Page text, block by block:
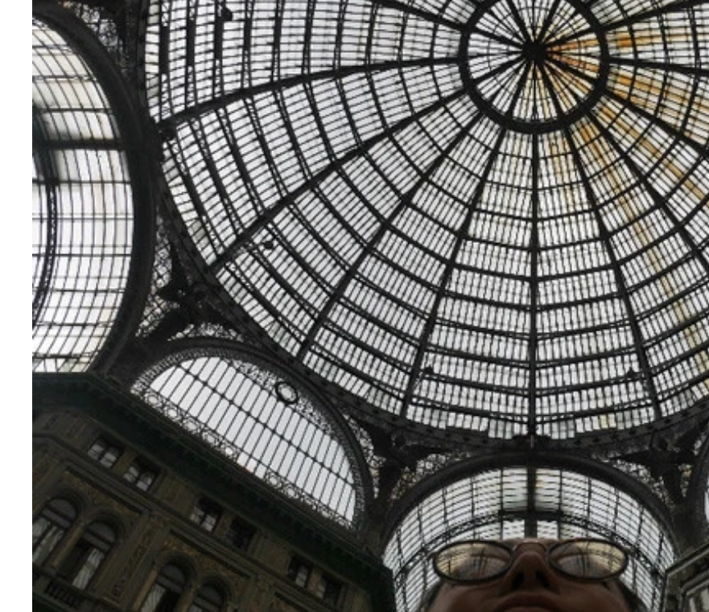
「ガッレリア・ウンベルト１世」のアーケードを眺めながらコーヒーをいただく。浮いてるみたいに撮れたラテ
ヴェスヴィオ火山が見える絶景
卵城と海岸沿いのパノラマ景色
ウェディングドレスの後ろ姿と気になる道路標識
ボートやヨットで優雅に遊ぶセレブたち
卵城。たまごじょう。イタリア語でカステロ・デル・オーボ
プレビシート広場のサン・フランチェスコ・ディ・パオラ聖堂
ちょっぴりコワイ裏路地に潜む老舗ピッツェリア
「窯の近くへおいでよ」と
裏路地ピザ屋のオヤジたち
焼きたていただきまーす！
老舗ピッツェリアのピザをお持ち帰り
夜の卵城もロマンチックよなぁ。